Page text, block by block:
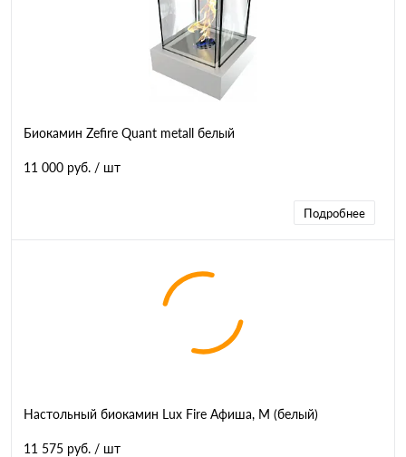
Биокамин Zefire Quant metall белый
11 000 руб. / шт
Подробнее
Настольный биокамин Lux Fire Афиша, M (белый)
11 575 руб. / шт